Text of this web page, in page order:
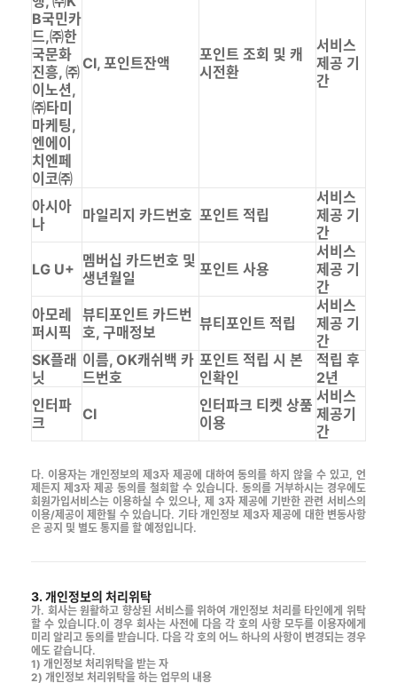
B국민카
드,㈜한
국문화
진흥, ㈜
이노션,
㈜타미
마케팅,
엔에이
치엔페
이코㈜
CI, 포인트잔액
포인트 조회 및 캐
시전환
서비스
제공 기
간
아시아
나
마일리지 카드번호 포인트 적립
서비스
제공 기
간
LG U+ 멤버십 카드번호 및
생년월일
포인트 사용
서비스
제공 기
간
아모레
퍼시픽
뷰티포인트 카드번
호, 구매정보
뷰티포인트 적립
서비스
제공 기
간
SK플래
닛
이름, OK캐쉬백 카
드번호
포인트 적립 시 본
인확인
적립 후
2년
인터파
크
CI
인터파크 티켓 상품
이용
서비스
제공기
간
다. 이용자는 개인정보의 제3자 제공에 대하여 동의를 하지 않을 수 있고, 언
제든지 제3자 제공 동의를 철회할 수 있습니다. 동의를 거부하시는 경우에도
회원가입서비스는 이용하실 수 있으나, 제 3자 제공에 기반한 관련 서비스의
이용/제공이 제한될 수 있습니다. 기타 개인정보 제3자 제공에 대한 변동사항
은 공지 및 별도 통지를 할 예정입니다.
3. 개인정보의 처리위탁
가. 회사는 원활하고 향상된 서비스를 위하여 개인정보 처리를 타인에게 위탁
할 수 있습니다.이 경우 회사는 사전에 다음 각 호의 사항 모두를 이용자에게
미리 알리고 동의를 받습니다. 다음 각 호의 어느 하나의 사항이 변경되는 경우
에도 같습니다.
1) 개인정보 처리위탁을 받는 자
2) 개인정보 처리위탁을 하는 업무의 내용